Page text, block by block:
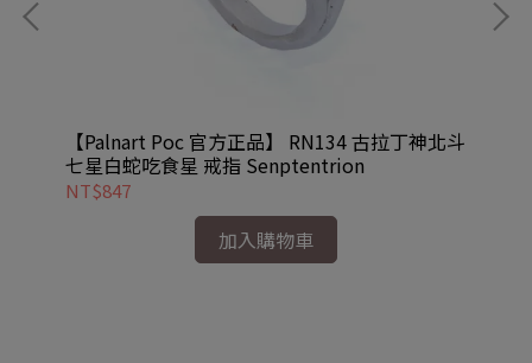
【Palnart Poc 官方正品】 RN134 古拉丁神北斗
七星白蛇吃食星 戒指 Senptentrion
NT$847
加入購物車